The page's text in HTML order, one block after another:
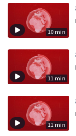
10 min
11 min
11 min